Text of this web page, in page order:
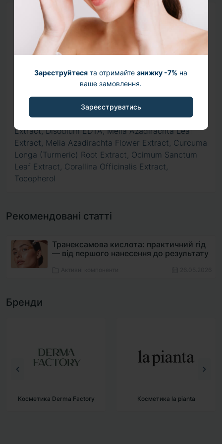
Зарєструйтеся та отримайтезнижку -7% на
ваше замовлення.
Зареєструватись
Склад (INCI)
Hippophae Rhamnoides Extract, Dipropylene
Niacinamide, Tranexamic Acid, Water, PPG-13-
Decyltetradeceth-24, Arginine, Carbomer,
Hydrolyzed Jojoba Esters, Glutathione, Allantoin,
Xanthan Gum, Fragrance, Ethylhexylglycerin,
Eclipta Prostrata Extract, Coccinia Indica Fruit
Extract, Disodium EDTA, Melia Azadirachta Leaf
Extract, Melia Azadirachta Flower Extract, Curcuma
Longa (Turmeric) Root Extract, Ocimum Sanctum
Leaf Extract, Corallina Officinalis Extract,
Tocopherol
Рекомендовані статті
Транексамова кислота: практичний гід
— від першого нанесення до результату
Бренди
Косметика Derma Factory Косметика la pianta